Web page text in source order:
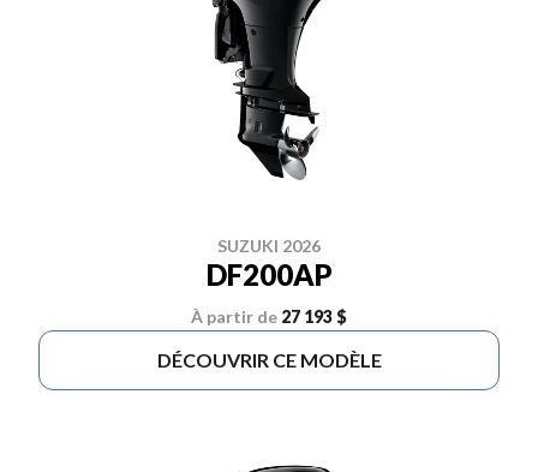
SUZUKI 2026
DF200AP
À partir de 27 193 $
DÉCOUVRIR CE MODÈLE